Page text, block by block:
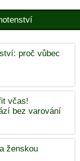
proč vůbec
včas!
bez varování
ženskou